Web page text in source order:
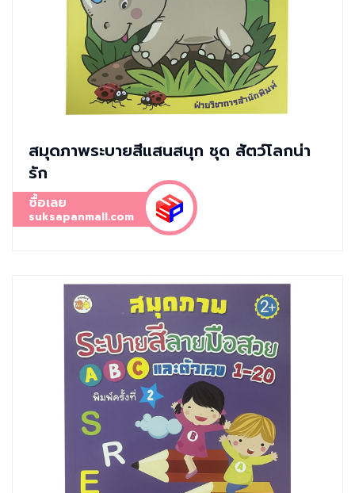
สมุดภาพระบายสีแสนสนุก ชุด สัตว์โลกน่า
รัก
ซื้อเลย
suksapanmall.com